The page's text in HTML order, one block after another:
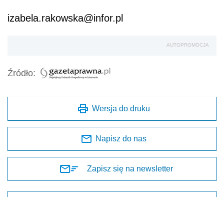
izabela.rakowska@infor.pl
AUTOPROMOCJA
Źródło:
Wersja do druku
Napisz do nas
Zapisz się na newsletter